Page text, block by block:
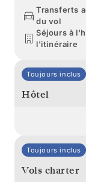
Transferts
du vol
Séjours à
l'itinéraire
Toujours inclus
Hôtel
Toujours inclus
Vols charter